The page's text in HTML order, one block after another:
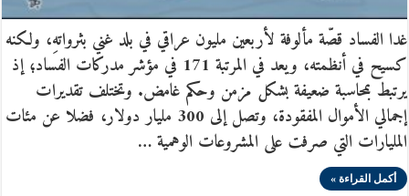
غدا الفساد قصّة مألوفة لأربعين مليون عراقي في بلد غني بثرواتهِ، ولكنه
كسيح في أنظمته، ويعد في المرتبة 171 في مؤشر مدركات الفساد؛ إذ
يرتبط بمحاسبة ضعيفة بشكل مزمن وحكم غامض. وتختلف تقديرات
إجمالي الأموال المفقودة، وتصل إلى 300 مليار دولار، فضلا عن مئات
المليارات التي صرفت على المشروعات الوهمية …
أكمل القراءة »